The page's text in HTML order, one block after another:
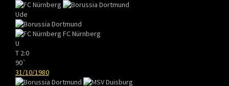
Ude
FC Nürnberg
U
T 2:0
90`
31/10/1980